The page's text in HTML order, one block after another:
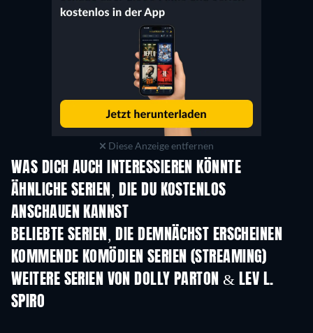
Diese Anzeige entfernen
WAS DICH AUCH INTERESSIEREN KÖNNTE
Serie Serie
ÄHNLICHE SERIEN, DIE DU KOSTENLOS
ANSCHAUEN KANNST
Serie
BELIEBTE SERIEN, DIE DEMNÄCHST ERSCHEINEN
Serie Serie
KOMMENDE KOMÖDIEN SERIEN (STREAMING)
Staffel 6 Staffel 2
WEITERE SERIEN VON DOLLY PARTON & LEV L.
SPIRO